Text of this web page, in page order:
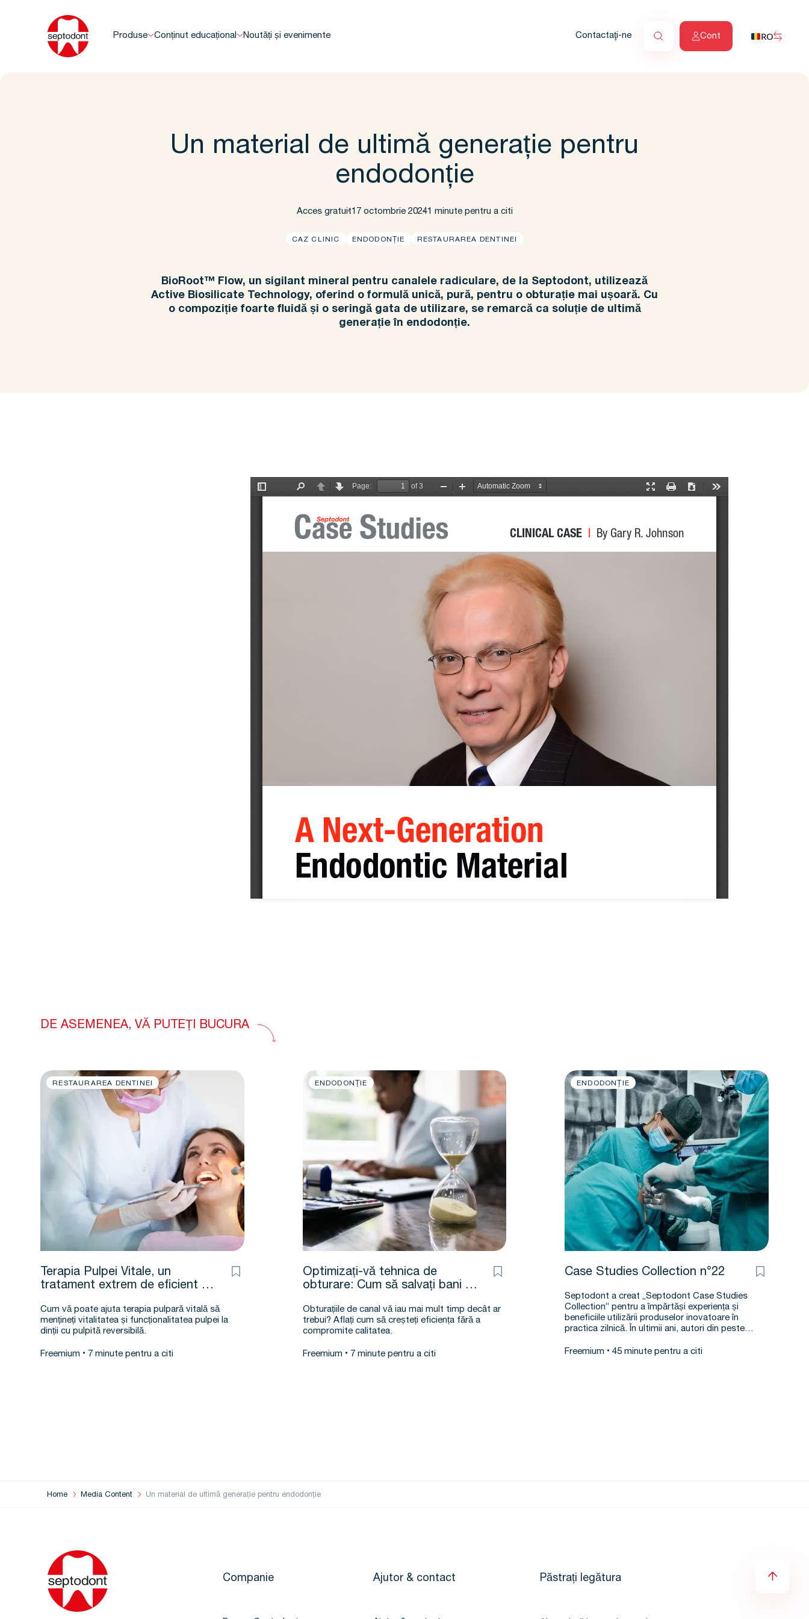
Produse Conținut educațional Noutăți și evenimente Contactaţi-ne Cont RO
Un material de ultimă generație pentru
endodonție
Acces gratuit17 octombrie 20241 minute pentru a citi
CAZ CLINIC ENDODONȚIE RESTAURAREA DENTINEI
BioRoot™ Flow, un sigilant mineral pentru canalele radiculare, de la Septodont, utilizează
Active Biosilicate Technology, oferind o formulă unică, pură, pentru o obturație mai ușoară. Cu
o compoziție foarte fluidă și o seringă gata de utilizare, se remarcă ca soluție de ultimă
generație în endodonție.
DE ASEMENEA, VĂ PUTEȚI BUCURA
RESTAURAREA DENTINEI
Terapia Pulpei Vitale, un
tratament extrem de eficient –
Cum vă poate ajuta terapia pulpară vitală să
mențineți vitalitatea și funcționalitatea pulpei la
dinții cu pulpită reversibilă.
Freemium 7 minute pentru a citi
ENDODONȚIE
Optimizați-vă tehnica de
obturare: Cum să salvați bani și
Obturațiile de canal vă iau mai mult timp decât ar
trebui? Aflați cum să creșteți eficiența fără a
compromite calitatea.
Freemium 7 minute pentru a citi
ENDODONȚIE
Case Studies Collection n°22
Septodont a creat „Septodont Case Studies
Collection” pentru a împărtăși experiența și
beneficiile utilizării produselor inovatoare în
practica zilnică. În ultimii ani, autori din peste…
Freemium 45 minute pentru a citi
Home Media Content Un material de ultimă generație pentru endodonție
Companie Ajutor & contact Păstrați legătura